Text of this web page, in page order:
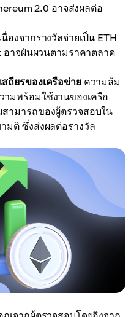
2.0 อาจส่งผลต่อ
นื่องจากรางวัลจ่ายเป็น ETH
อาจผันผวนตามราคาตลาด
ถียรของเครือข่ายความล้ม
มพร้อมใช้งานของเครือ
ามารถของผู้ตรวจสอบใน
มติ ซึ่งส่งผลต่อรางวัล